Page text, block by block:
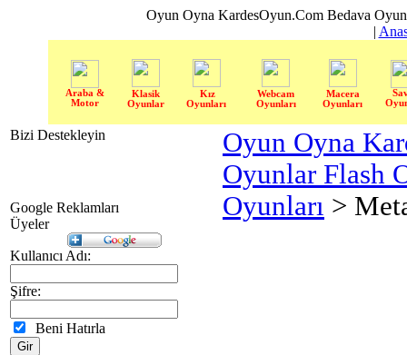
Oyun Oyna KardesOyun.Com Bedava
|
Araba &
Motor
Klasik
Oyunlar
Kız
Oyunları
Webcam
Oyunları
Macera
Oyunları
Bizi Destekleyin
Google Reklamları
Üyeler
Kullanıcı Adı:
Şifre:
Beni Hatırla
Oyun Oyna
Oyunlar Flash
Oyunları >